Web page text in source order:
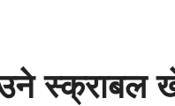
स्क्राबल